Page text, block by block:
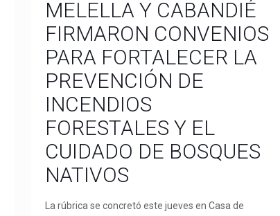
MELELLA Y CABANDIÉ
FIRMARON CONVENIOS
PARA FORTALECER LA
PREVENCIÓN DE
INCENDIOS
FORESTALES Y EL
CUIDADO DE BOSQUES
NATIVOS
La rúbrica se concretó este jueves en Casa de